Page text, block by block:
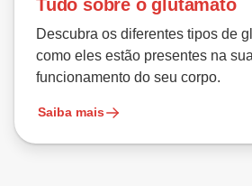
Tudo sobre o glutamato
Descubra os diferentes tipos de
como eles estão presentes na
funcionamento do seu corpo.
Saiba mais